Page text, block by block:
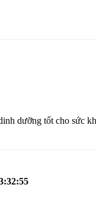
dưỡng tốt cho sức